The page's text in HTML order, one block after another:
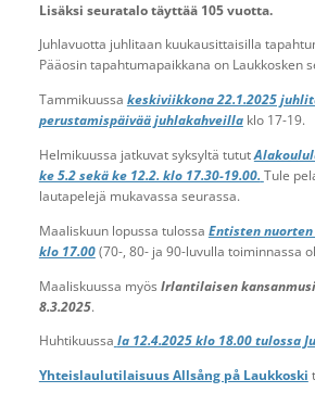
Lisäksi seuratalo täyttää 105 vuotta.
Juhlavuotta juhlitaan kuukausittaisilla
Pääosin tapahtumapaikkana on Laukkosken
Tammikuussa keskiviikkona 22.1.2025
perustamispäivää juhlakahveillaklo 17-19.
Helmikuussa jatkuvat syksyltä tutut
ke 5.2 sekä ke 12.2. klo 17.30-19.00. Tule
lautapelejä mukavassa seurassa.
Maaliskuun lopussa tulossa Entisten
klo 17.00(70-, 80- ja 90-luvulla toiminnassa
Maaliskuussa myös Irlantilaisen
8.3.2025.
Huhtikuussa la 12.4.2025 klo 18.00 tulossa
Yhteislaulutilaisuus Allsång på Laukkoski